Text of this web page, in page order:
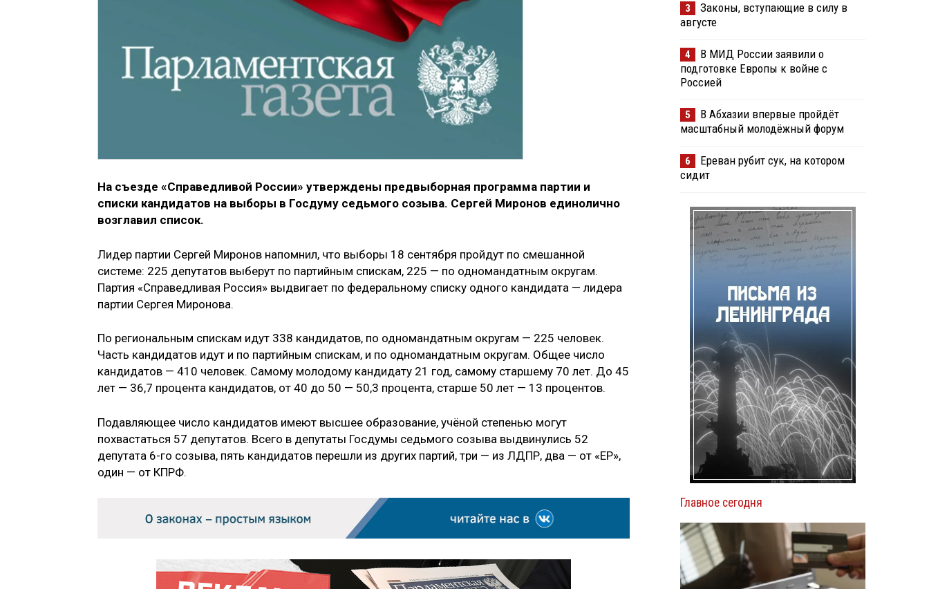
На съезде «Справедливой России» утверждены предвыборная программа партии и
списки кандидатов на выборы в Госдуму седьмого созыва. Сергей Миронов единолично
возглавил список.
Лидер партии Сергей Миронов напомнил, что выборы 18 сентября пройдут по смешанной
системе: 225 депутатов выберут по партийным спискам, 225 — по одномандатным округам.
Партия «Справедливая Россия» выдвигает по федеральному списку одного кандидата — лидера
партии Сергея Миронова.
По региональным спискам идут 338 кандидатов, по одномандатным округам — 225 человек.
Часть кандидатов идут и по партийным спискам, и по одномандатным округам. Общее число
кандидатов — 410 человек. Самому молодому кандидату 21 год, самому старшему 70 лет. До 45
лет — 36,7 процента кандидатов, от 40 до 50 — 50,3 процента, старше 50 лет — 13 процентов.
Подавляющее число кандидатов имеют высшее образование, учёной степенью могут
похвастаться 57 депутатов. Всего в депутаты Госдумы седьмого созыва выдвинулись 52
депутата 6-го созыва, пять кандидатов перешли из других партий, три — из ЛДПР, два — от «ЕР»,
один — от КПРФ.
3
Законы, вступающие в силу в
августе
4
В МИД России заявили о
подготовке Европы к войне с
Россией
5
В Абхазии впервые пройдёт
масштабный молодёжный форум
6
Ереван рубит сук, на котором
сидит
Главное сегодня